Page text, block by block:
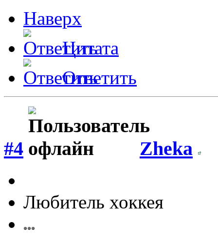
Наверх
Цитата
Ответить
#4 Zheka
Любитель хоккея